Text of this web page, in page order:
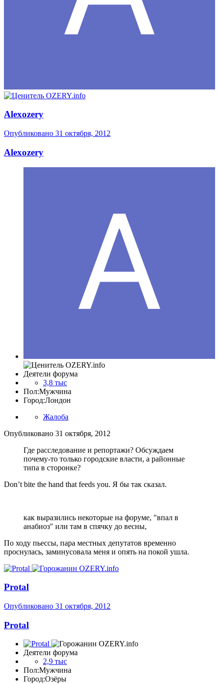
Alexozery
Опубликовано 31 октября, 2012
Alexozery
Деятели форума
3,8 тыс
Пол:Мужчина
Город:Лондон
Жалоба
Опубликовано 31 октября, 2012
Где расследование и репортажи? Обсуждаем
почему-то только городские власти, а районные
типа в сторонке?
Don’t bite the hand that feeds you. Я бы так сказал.
как выразились некоторые на форуме, "впал в
анабиоз" или там в спячку до весны,
По ходу пьессы, пара местных депутатов временно
проснулась, заминусовала меня и опять на покой ушла.
Protal
Опубликовано 31 октября, 2012
Protal
Деятели форума
2,9 тыс
Пол:Мужчина
Город:Озёры